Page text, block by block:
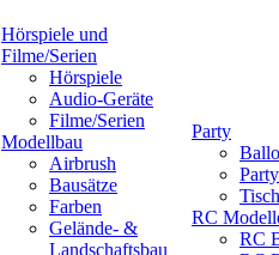
Hörspiele und
Filme/Serien
Hörspiele
Audio-Geräte
Filme/Serien
Modellbau
Airbrush
Bausätze
Farben
Gelände- &
Landschaftsbau
Party
RC
RC